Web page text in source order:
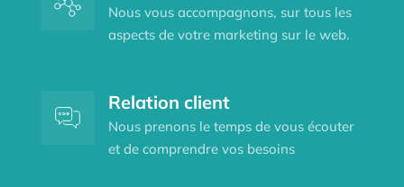
Nous vous accompagnons, sur tous les
aspects de votre marketing sur le web.
Relation client
Nous prenons le temps de vous écouter
et de comprendre vos besoins